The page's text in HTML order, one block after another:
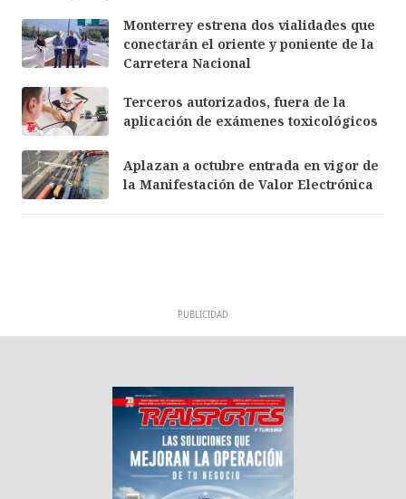
Monterrey estrena dos vialidades que
conectarán el oriente y poniente de la
Carretera Nacional
Terceros autorizados, fuera de la
aplicación de exámenes toxicológicos
Aplazan a octubre entrada en vigor de
la Manifestación de Valor Electrónica
PUBLICIDAD